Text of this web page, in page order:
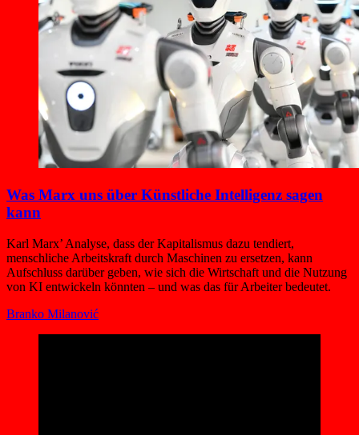
Was Marx uns über Künstliche Intelligenz sagen
kann
Karl Marx’ Analyse, dass der Kapitalismus dazu tendiert,
menschliche Arbeitskraft durch Maschinen zu ersetzen, kann
Aufschluss darüber geben, wie sich die Wirtschaft und die Nutzung
von KI entwickeln könnten – und was das für Arbeiter bedeutet.
Branko Milanović